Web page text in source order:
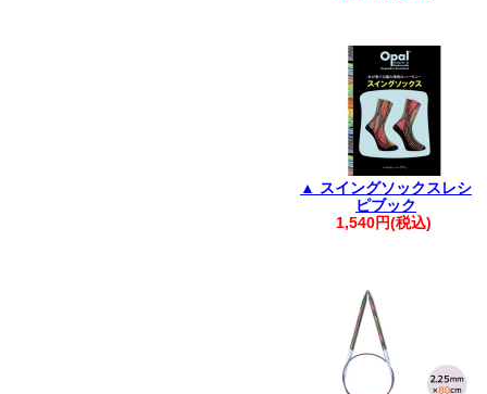
▲ スイングソックスレシ
ピブック
1,540円(税込)